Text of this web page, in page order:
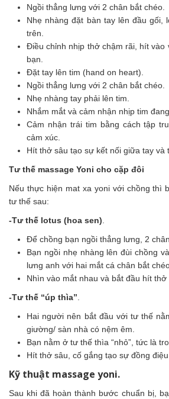
Ngồi thẳng lưng với 2 chân bắt chéo.
Nhẹ nhàng đặt bàn tay lên đầu gối,
trên.
Điều chỉnh nhịp thở chậm rãi, hít vào
bạn.
Đặt tay lên tim (hand on heart).
Ngồi thẳng lưng với 2 chân bắt chéo.
Nhẹ nhàng tay phải lên tim.
Nhắm mắt và cảm nhận nhịp tim
Cảm nhận trái tim bằng cách tập
cảm xúc.
Hít thở sâu tạo sự kết nối giữa tay và
Tư thế massage Yoni cho cặp đôi
Nếu thực hiện mat xa yoni với chồng thì
tư thế sau:
-Tư thế lotus (hoa sen)
Để chồng bạn ngồi thẳng lưng, 2
Bạn ngồi nhẹ nhàng lên đùi chồng
lưng anh với hai mắt cá chân bắt
Nhìn vào mắt nhau và bắt đầu hít thở
-Tư thế “úp thìa”
Hai người nên bắt đầu với tư thế
giường/ sàn nhà có nệm êm.
Bạn nằm ở tư thế thìa “nhỏ”, tức là
Hít thở sâu, cố gắng tạo sự đồng
Kỹ thuật massage yoni.
Sau khi đã hoàn thành bước chuẩn bị,